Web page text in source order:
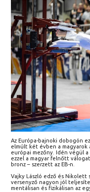
Az Európa-bajnoki dobogón
elmúlt két évben a
európai mezőny. Idén végül
ezzel a magyar felnőtt
bronz – szerzett az EB-n.
Vajky László edző és Nikolett
versenyző nagyon jól
mentálisan és fizikálisan az